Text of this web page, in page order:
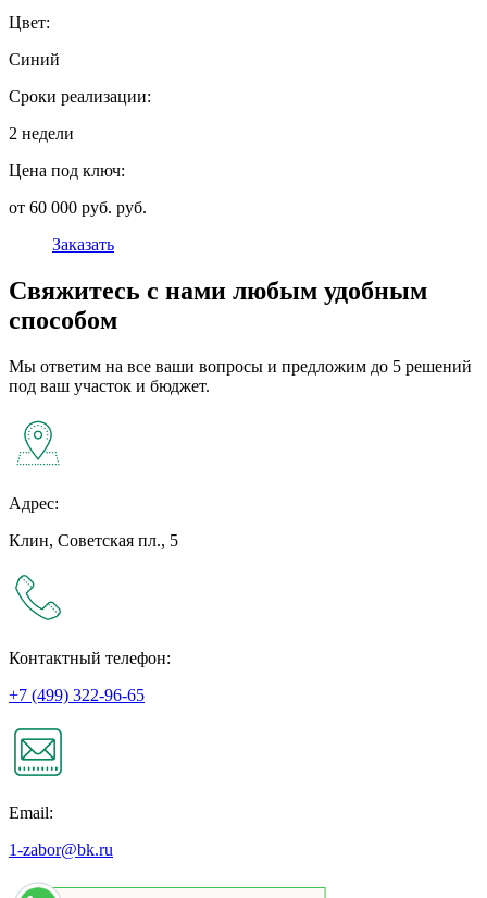
Цвет:
Синий
Сроки реализации:
2 недели
Цена под ключ:
от 60 000 руб. руб.
Заказать
Свяжитесь с нами любым удобным
способом
Мы ответим на все ваши вопросы и предложим до 5 решений
под ваш участок и бюджет.
Адрес:
Клин, Советская пл., 5
Контактный телефон:
+7 (499) 322-96-65
Email:
1-zabor@bk.ru